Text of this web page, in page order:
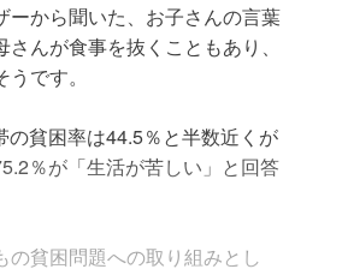
ーから聞いた、お子さんの言葉
んが食事を抜くこともあり、
です。
貧困率は44.5％と半数近くが
％が「生活が苦しい」と回答
貧困問題への取り組みとし